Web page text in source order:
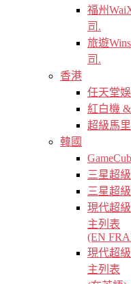
福州
司.
旅遊
司.
香港
任天堂
紅白機
超級馬
韓國
三星超
三星超
現代超
主列表
(EN
現代超
主列表